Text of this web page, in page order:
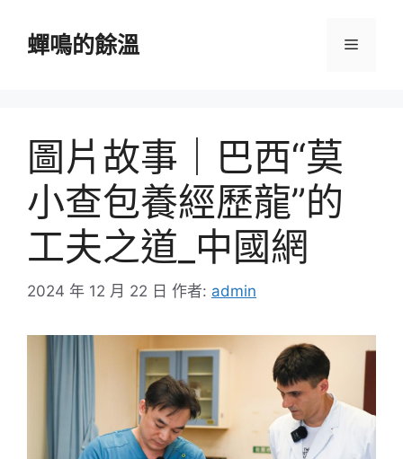
蟬鳴的餘溫 選
圖片故事｜巴西“莫
小查包養經歷龍”的
工夫之道_中國網
2024 年 12 月 22 日 作者: admin